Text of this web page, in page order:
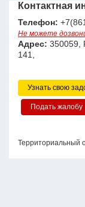
Контактная
Телефон:
Не можете
Адрес: 350059,
141,
Узнать свою
Территориальный